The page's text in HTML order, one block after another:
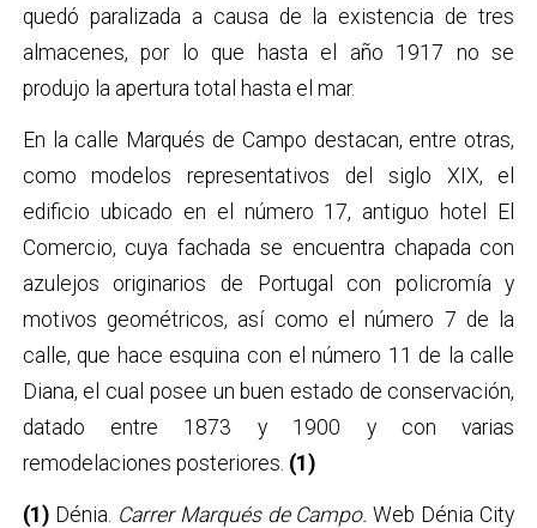
quedó paralizada a causa de la existencia de tres
almacenes, por lo que hasta el año 1917 no se
produjo la apertura total hasta el mar.
En la calle Marqués de Campo destacan, entre otras,
como modelos representativos del siglo XIX, el
edificio ubicado en el número 17, antiguo hotel El
Comercio, cuya fachada se encuentra chapada con
azulejos originarios de Portugal con policromía y
motivos geométricos, así como el número 7 de la
calle, que hace esquina con el número 11 de la calle
Diana, el cual posee un buen estado de conservación,
datado entre 1873 y 1900 y con varias
remodelaciones posteriores. (1)
(1)Dénia. Carrer Marqués de Campo. Web Dénia City